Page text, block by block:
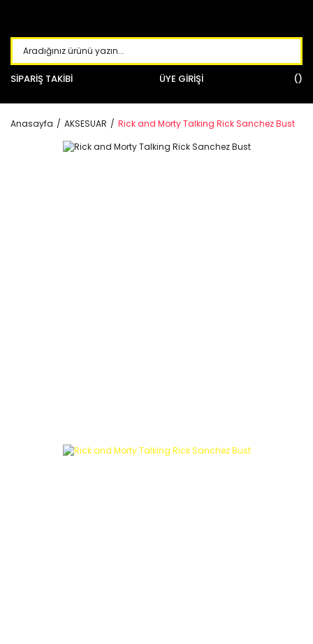
SİPARİŞ TAKİBİ ÜYE GİRİŞİ
Anasayfa AKSESUAR Rick and Morty Talking Rick Sanchez Bust